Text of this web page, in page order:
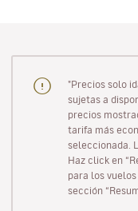
"Precios solo
sujetas a
precios
tarifa más
seleccionada.
Haz click en
para los
sección